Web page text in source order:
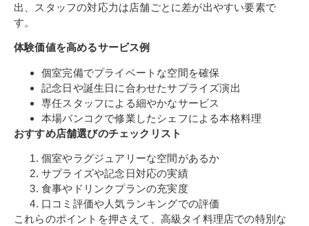
出、スタッフの対応力は店舗ごとに差が出やすい要素で
す。
体験価値を高めるサービス例
個室完備でプライベートな空間を確保
記念日や誕生日に合わせたサプライズ演出
専任スタッフによる細やかなサービス
本場バンコクで修業したシェフによる本格料理
おすすめ店舗選びのチェックリスト
個室やラグジュアリーな空間があるか
サプライズや記念日対応の実績
食事やドリンクプランの充実度
口コミ評価や人気ランキングでの評価
これらのポイントを押さえて、高級タイ料理店での特別な